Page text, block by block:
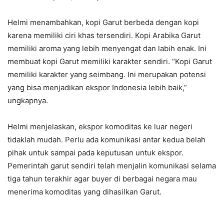
Helmi menambahkan, kopi Garut berbeda dengan kopi
karena memiliki ciri khas tersendiri. Kopi Arabika Garut
memiliki aroma yang lebih menyengat dan labih enak. Ini
membuat kopi Garut memiliki karakter sendiri. “Kopi Garut
memiliki karakter yang seimbang. Ini merupakan potensi
yang bisa menjadikan ekspor Indonesia lebih baik,”
ungkapnya.
Helmi menjelaskan, ekspor komoditas ke luar negeri
tidaklah mudah. Perlu ada komunikasi antar kedua belah
pihak untuk sampai pada keputusan untuk ekspor.
Pemerintah garut sendiri telah menjalin komunikasi selama
tiga tahun terakhir agar buyer di berbagai negara mau
menerima komoditas yang dihasilkan Garut.